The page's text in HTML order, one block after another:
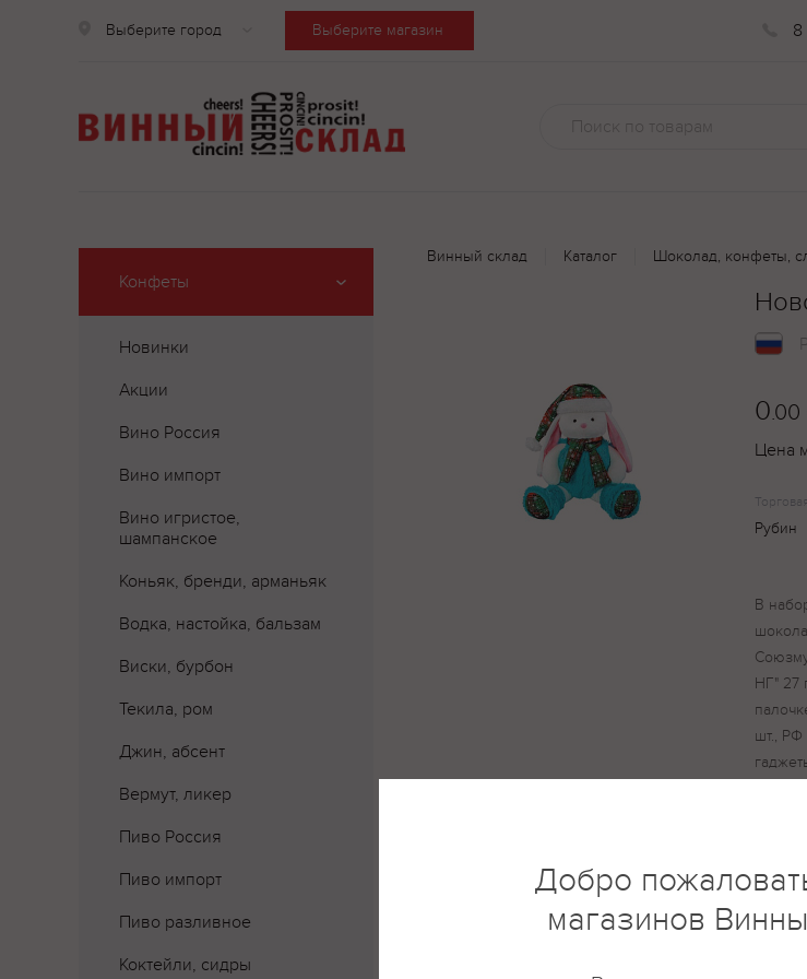
Выберите город Выберите магазин
Конфеты
Новинки
Акции
Вино Россия
Вино импорт
Вино игристое,
шампанское
Коньяк, бренди, арманьяк
Водка, настойка, бальзам
Виски, бурбон
Текила, ром
Джин, абсент
Вермут, ликер
Пиво Россия
Пиво импорт
Пиво разливное
Коктейли, сидры
Винный склад Каталог Шоколад, конфеты,
0.00
Цена
Рубин
В
НГ" 27
шт., РФ
- 1
РФ
и
"Супер
1шт.,
Добро
магазинов